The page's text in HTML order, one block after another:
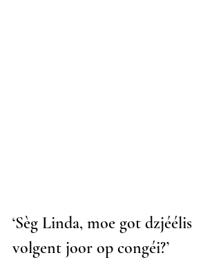
‘Sèg Linda, moe got dzjéélis
volgent joor op congéi?’